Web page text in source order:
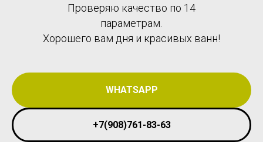
Проверяю качество по 14
параметрам.
Хорошего вам дня и красивых ванн!
WHATSAPP
+7(908)761-83-63